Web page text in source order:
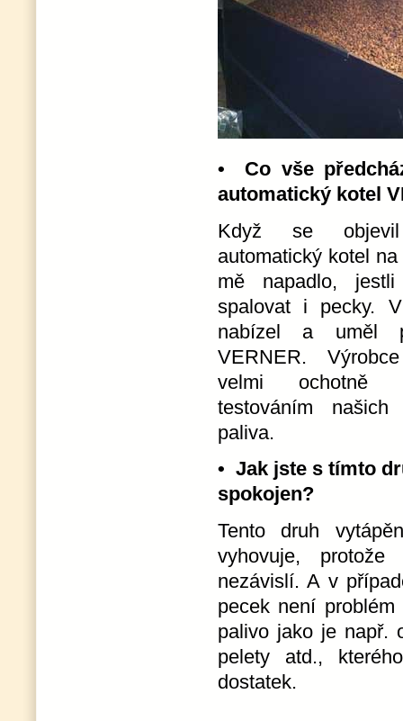
• Co vše
automatický kotel
Když se
automatický kotel
mě napadlo,
spalovat i pecky.
nabízel a uměl
VERNER.
velmi ochotně
testováním
paliva.
• Jak jste s tímto
spokojen?
Tento druh
vyhovuje,
nezávislí. A v
pecek není
palivo jako je např.
pelety atd.,
dostatek.